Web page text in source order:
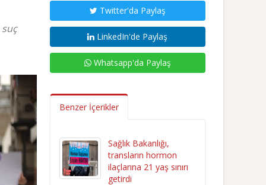
Twitter'da Paylaş
LinkedIn'de Paylaş
Whatsapp'da Paylaş
Benzer İçerikler
Sağlık Bakanlığı,
transların hormon
ilaçlarına 21 yaş sınırı
getirdi